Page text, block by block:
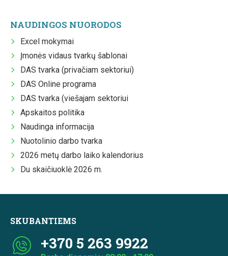
NAUDINGOS NUORODOS
Excel mokymai
Įmonės vidaus tvarkų šablonai
DAS tvarka (privačiam sektoriui)
DAS Online programa
DAS tvarka (viešajam sektoriui
Apskaitos politika
Naudinga informacija
Nuotolinio darbo tvarka
2026 metų darbo laiko kalendorius
Du skaičiuoklė 2026 m.
SKUBANTIEMS
+370 5 263 9922